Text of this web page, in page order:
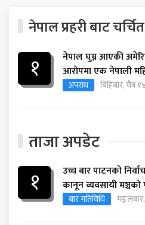
नेपाल प्रहरी बाट चर्चित
१
नेपाल घुम्न आएकी
आरोपमा एक नेपाली
अपराध बिहिबार, चैत्र
ताजा अपडेट
१
उच्च बार पाटनको
कानून व्यवसायी मञ्चको
बार गतिविधि